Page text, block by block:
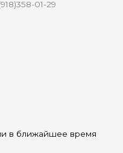
01-29
в ближайшее время